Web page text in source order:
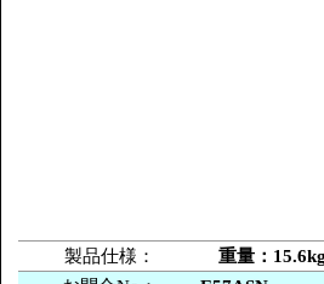
製品仕様：
重量：